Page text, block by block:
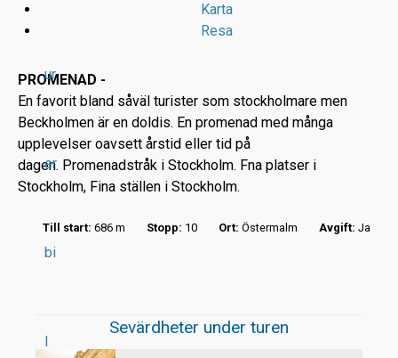
ur
er
bi
l
Karta
Resa
PROMENAD -
En favorit bland såväl turister som stockholmare men
Beckholmen är en doldis. En promenad med många
upplevelser oavsett årstid eller tid på
dagen. Promenadstråk i Stockholm. Fna platser i
Stockholm, Fina ställen i Stockholm.
Till start: 686 m Stopp: 10 Ort: Östermalm Avgift: Ja
Sevärdheter under turen